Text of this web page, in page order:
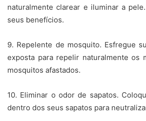
naturalmente clarear e iluminar a
seus benefícios.
9. Repelente de mosquito. Esfregue
exposta para repelir naturalmente os
mosquitos afastados.
10. Eliminar o odor de sapatos.
dentro dos seus sapatos para